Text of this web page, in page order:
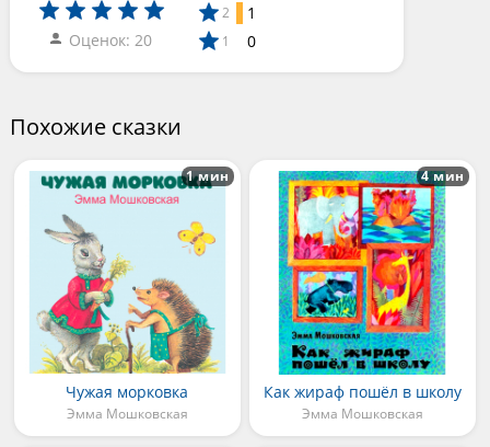
Оценок: 20
2 1
1 0
Похожие сказки
Чужая морковка
Эмма Мошковская
1 мин
Как жираф пошёл в школу
Эмма Мошковская
4 мин